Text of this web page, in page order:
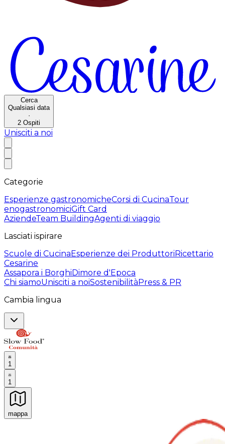
Cerca
Qualsiasi data
·
2 Ospiti
Unisciti a noi
Categorie
Esperienze gastronomicheCorsi di CucinaTour
enogastronomiciGift Card
AziendeTeam BuildingAgenti di viaggio
Lasciati ispirare
Scuole di CucinaEsperienze dei ProduttoriRicettario
Cesarine
Assapora i BorghiDimore d'Epoca
Chi siamoUnisciti a noiSostenibilitàPress & PR
Cambia lingua
1
1
mappa
Esperienze culinarie indimenticabili: Esperienze